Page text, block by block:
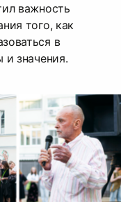
важность
того, как
в
и значения.